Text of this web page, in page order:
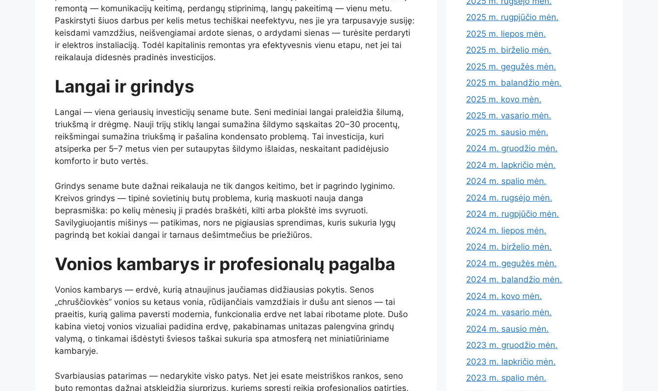
remontą — komunikacijų keitimą, perdangų stiprinimą, langų pakeitimą — vienu metu.
Paskirstyti šiuos darbus per kelis metus techiškai neefektyvu, nes jie yra tarpusavyje susiję:
keisdami vamzdžius, neišvengiamai ardote sienas, o ardydami sienas — turėsite perdaryti
ir elektros instaliaciją. Todėl kapitalinis remontas yra efektyvesnis vienu etapu, net jei tai
reikalauja didesnės pradinės investicijos.
Langai ir grindys
Langai — viena geriausių investicijų sename bute. Seni mediniai langai praleidžia šilumą,
triukšmą ir drėgmę. Nauji trijų stiklų langai sumažina šildymo sąskaitas 20–30 procentų,
reikšmingai sumažina triukšmą ir pašalina kondensato problemą. Tai investicija, kuri
atsiperka per 5–7 metus vien per sutaupytas šildymo išlaidas, neskaitant padidėjusio
komforto ir buto vertės.
Grindys sename bute dažnai reikalauja ne tik dangos keitimo, bet ir pagrindo lyginimo.
Kreivos grindys — tipinė sovietinių butų problema, kurią maskuoti nauja danga
beprasmiška: po kelių mėnesių ji pradės braškėti, kilti arba plokštė ims svyruoti.
Savilygiuojantis mišinys — patikimas, nors ne pigiausias sprendimas, kuris sukuria lygų
pagrindą bet kokiai dangai ir tarnaus dešimtmečius be priežiūros.
Vonios kambarys ir profesionalų pagalba
Vonios kambarys — erdvė, kurią atnaujinus jaučiamas didžiausias pokytis. Senos
„chruščiovkės” vonios su ketaus vonia, rūdijančiais vamzdžiais ir dušu ant sienos — tai
praeitis, kurią galima paversti modernia, funkcionalia erdve net labai ribotame plote. Dušo
kabina vietoj vonios vizualiai padidina erdvę, pakabinamas unitazas palengvina grindų
valymą, o tinkamai išdėstyti šviesos taškai sukuria spa atmosferą net miniatiūriniame
kambaryje.
Svarbiausias patarimas — nedarykite visko patys. Net jei esate meistriškos rankos, seno
buto remontas dažnai atskleidžia siurprizus, kuriems spręsti reikia profesionalios patirties.
2025 m. rugpjūčio mėn.
2025 m. liepos mėn.
2025 m. birželio mėn.
2025 m. gegužės mėn.
2025 m. balandžio mėn.
2025 m. kovo mėn.
2025 m. vasario mėn.
2025 m. sausio mėn.
2024 m. gruodžio mėn.
2024 m. lapkričio mėn.
2024 m. spalio mėn.
2024 m. rugsėjo mėn.
2024 m. rugpjūčio mėn.
2024 m. liepos mėn.
2024 m. birželio mėn.
2024 m. gegužės mėn.
2024 m. balandžio mėn.
2024 m. kovo mėn.
2024 m. vasario mėn.
2024 m. sausio mėn.
2023 m. gruodžio mėn.
2023 m. lapkričio mėn.
2023 m. spalio mėn.